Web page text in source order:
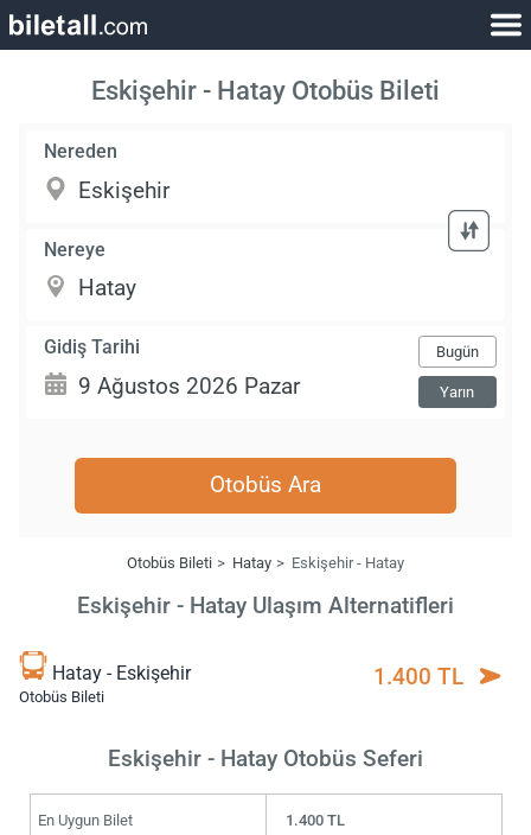
Eskişehir - Hatay Otobüs Bileti
Nereden
Nereye
Gidiş Tarihi Bugün
Yarın
Otobüs Ara
Otobüs Bileti Hatay Eskişehir - Hatay
Eskişehir - Hatay Ulaşım Alternatifleri
Hatay - Eskişehir
Otobüs Bileti
1.400 TL
Eskişehir - Hatay Otobüs Seferi
En Uygun Bilet 1.400 TL